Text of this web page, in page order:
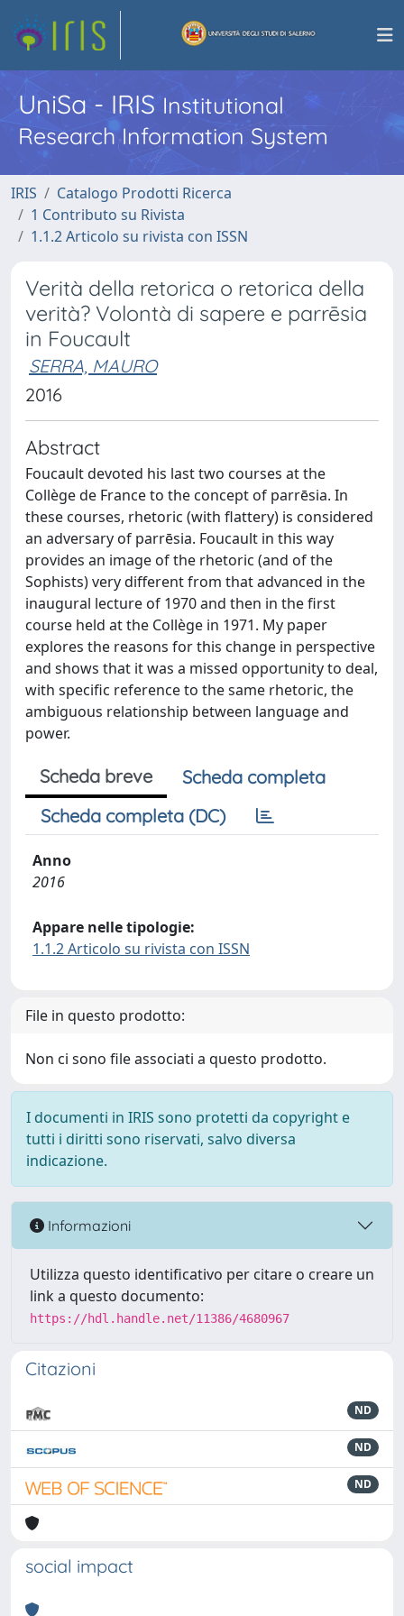
UniSa - IRISInstitutional
Research Information System
IRIS
Catalogo Prodotti Ricerca
1 Contributo su Rivista
1.1.2 Articolo su rivista con ISSN
Verità della retorica o retorica della
verità? Volontà di sapere e parrēsia
in Foucault
SERRA, MAURO
2016
Abstract
Foucault devoted his last two courses at the
Collège de France to the concept of parrēsia. In
these courses, rhetoric (with flattery) is considered
an adversary of parrēsia. Foucault in this way
provides an image of the rhetoric (and of the
Sophists) very different from that advanced in the
inaugural lecture of 1970 and then in the first
course held at the Collège in 1971. My paper
explores the reasons for this change in perspective
and shows that it was a missed opportunity to deal,
with specific reference to the same rhetoric, the
ambiguous relationship between language and
power.
Scheda breve
Scheda completa
Scheda completa (DC)
Anno
2016
Appare nelle tipologie:
1.1.2 Articolo su rivista con ISSN
File in questo prodotto:
Non ci sono file associati a questo prodotto.
I documenti in IRIS sono protetti da copyright e
tutti i diritti sono riservati, salvo diversa
indicazione.
Informazioni
Utilizza questo identificativo per citare o creare un
link a questo documento:
https://hdl.handle.net/11386/4680967
Citazioni
ND
ND
ND
social impact